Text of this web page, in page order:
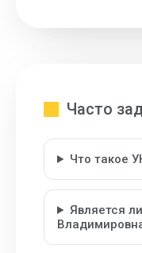
Часто
Что такое
Является